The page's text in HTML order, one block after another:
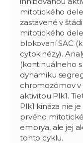
mitotického
zastavené v
mitotického
blokovaní SAC
cytokinézy).
(kontinuálneho
dynamiku
chromozómov
aktivitou Plk1.
Plk1 kináza nie
prvého
embrya, ale jej
tohto cyklu.